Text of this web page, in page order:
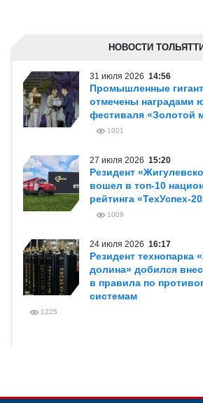
НОВОСТИ ТОЛЬЯТТИ
31 июля 2026 14:56
Промышленные
отмечены наградами
фестиваля «Золотой
1001
27 июля 2026 15:20
Резидент
вошел в топ-10
рейтинга «ТехУспех-
1009
24 июля 2026 16:17
Резидент технопарка
долина» добился
в правила по
системам
1225